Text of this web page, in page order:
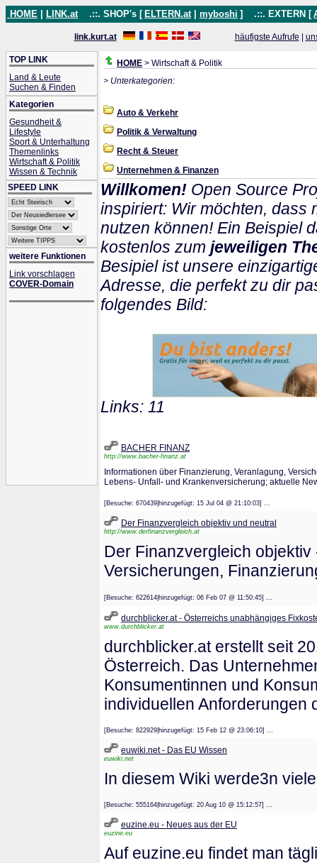
HOME LINK.at .::. SHOP's [ ELTERN.at myboshi ] .::. EXTERN [
link.kurt.at häufigste Aufrufe
TOP LINK
Land & Leute
Suchen & Finden
Kategorien
Gesundheit &
Lifestyle
Sport & Unterhaltung
Themenlinks
Wirtschaft & Politik
Wissen & Technik
SPEED LINK
weitere Funktionen
Link vorschlagen
COVER-Domain
HOME > Wirtschaft & Politik
> Unterkategorien:
Auto & Verkehr
Politik & Verwaltung
Recht & Steuer
Unternehmen & Finanzen
Willkomen! Open Source
inspiriert: Wir möchten, dass
nutzen können! Ein Beispiel
kostenlos zum jeweiligen
Besipiel ist unsere
Adresse, die perfekt zu dir
folgendes Bild:
Links: 11
BACHER FINANZ
http://www.bacher-finanz.at
Informationen über Finanzierung, Veranlagung,
Lebens- Unfall- und Krankenversicherung; aktuelle
[Besuche: 670439|hinzugefügt: 15 Jul 04 @ 21:10:03] ...
Der Finanzvergleich objektiv und neutral
http://www.derfinanzvergleich.at
Der Finanzvergleich
Versicherungen,
[Besuche: 622614|hinzugefügt: 06 Feb 07 @ 11:50:45] ...
durchblicker.at - Österreichs unabhängiges
www.durchblicker.at
durchblicker.at erstellt seit
Österreich. Das
Konsumentinnen und
individuellen Anforderungen
[Besuche: 822929|hinzugefügt: 15 Feb 12 @ 23:06:10] ...
euwiki.net - Das EU Wissen
euwiki.net
In diesem Wiki werde3n
[Besuche: 555164|hinzugefügt: 20 Aug 10 @ 15:12:57] ...
euzine.eu - Neues aus der EU
euzine.eu
Auf euzine.eu findet man